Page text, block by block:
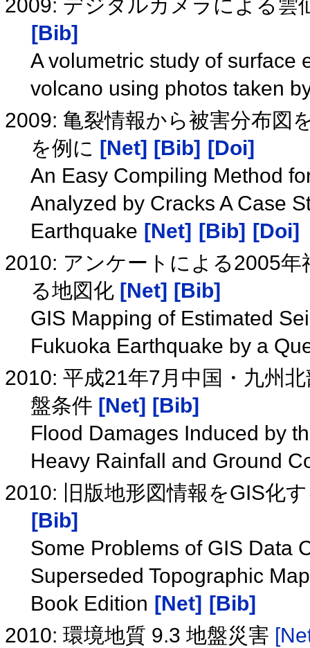
2009: デジタルカメラによる雲
[Bib]
A volumetric study of surface
volcano using photos taken
2009: 亀裂情報から被害分布図
を例に [Net] [Bib] [Doi]
An Easy Compiling Method
Analyzed by Cracks A Case
Earthquake [Net] [Bib] [Doi]
2010: アンケートによる2005
る地図化 [Net] [Bib]
GIS Mapping of Estimated
Fukuoka Earthquake by a
2010: 平成21年7月中国・九州
盤条件 [Net] [Bib]
Flood Damages Induced by
Heavy Rainfall and Ground
2010: 旧版地形図情報をGIS化
[Bib]
Some Problems of GIS Data
Superseded Topographic
Book Edition [Net] [Bib]
2010: 環境地質 9.3 地盤災害